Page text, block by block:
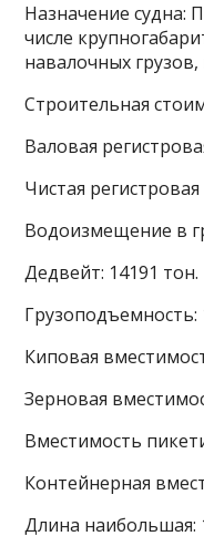
Назначение судна:
числе
навалочных
Строительная
Валовая
Чистая
Водоизмещение в
Дедвейт: 14191 тон.
Грузоподъемность:
Киповая
Зерновая
Вместимость
Контейнерная
Длина наибольшая: